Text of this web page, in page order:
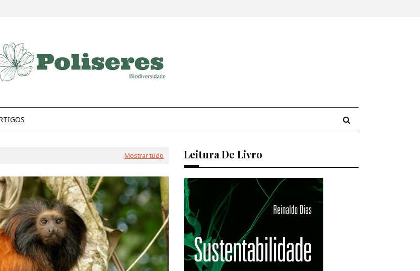
Mostrar tudo Leitura De Livro